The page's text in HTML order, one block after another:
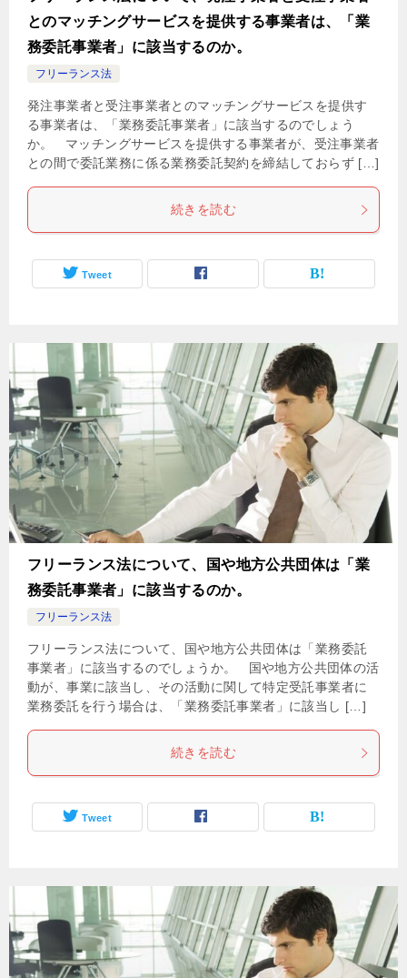
とのマッチングサービスを提供する事業者は、「業
務委託事業者」に該当するのか。
フリーランス法
発注事業者と受注事業者とのマッチングサービスを提供す
る事業者は、「業務委託事業者」に該当するのでしょう
か。 マッチングサービスを提供する事業者が、受注事業者
との間で委託業務に係る業務委託契約を締結しておらず […]
続きを読む
Tweet
フリーランス法について、国や地方公共団体は「業
務委託事業者」に該当するのか。
フリーランス法
フリーランス法について、国や地方公共団体は「業務委託
事業者」に該当するのでしょうか。 国や地方公共団体の活
動が、事業に該当し、その活動に関して特定受託事業者に
業務委託を行う場合は、「業務委託事業者」に該当し […]
続きを読む
Tweet